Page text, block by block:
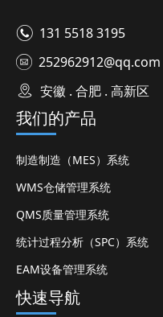
131 5518 3195
252962912@qq.com
安徽 . 合肥 . 高新区
我们的产品
制造制造（MES）系统
WMS仓储管理系统
QMS质量管理系统
统计过程分析（SPC）系统
EAM设备管理系统
快速导航